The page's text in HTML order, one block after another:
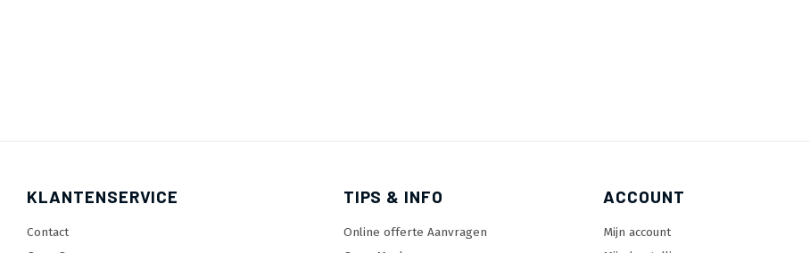
KLANTENSERVICE
Contact
TIPS & INFO
Online offerte Aanvragen
ACCOUNT
Mijn account